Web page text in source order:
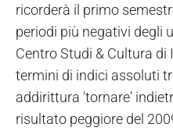
ricorderà il primo
periodi più negativi degli
Centro Studi & Cultura di
termini di indici assoluti
addirittura 'tornare'
risultato peggiore del